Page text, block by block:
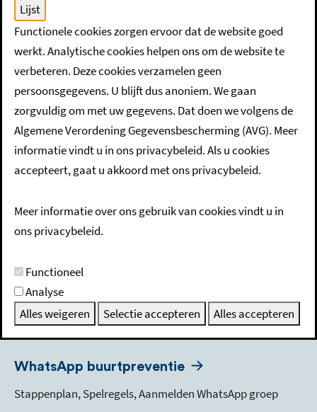
Veiligheid en preventie
AED's
Locaties AED's, AED-cursussen
Contact politie, Meld Misdaad Anoniem
Wat moet je doen in een noodsituatie?
Maandelijks proefalarm, NL-Alert, Risicokaart,
Stormschade en wateroverlast
WhatsApp buurtpreventie
Stappenplan, Spelregels, Aanmelden WhatsApp groep
Lijst
Functionele cookies zorgen ervoor dat de website goed
werkt. Analytische cookies helpen ons om de website te
verbeteren. Deze cookies verzamelen geen
persoonsgegevens. U blijft dus anoniem. We gaan
zorgvuldig om met uw gegevens. Dat doen we volgens de
Algemene Verordening Gegevensbescherming (AVG). Meer
informatie vindt u in ons privacybeleid. Als u cookies
accepteert, gaat u akkoord met ons privacybeleid.
Meer informatie over ons gebruik van cookies vindt u in
ons privacybeleid.
Functioneel
Analyse
Alles weigeren
Selectie accepteren Alles accepteren